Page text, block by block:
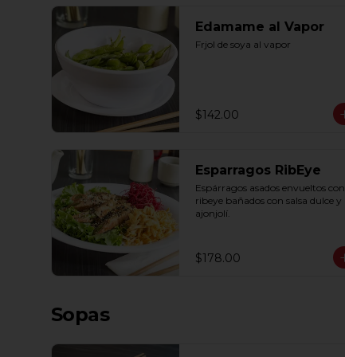
Edamame al Vapor
Frjol de soya al vapor
$142.00
Esparragos RibEye
Espárragos asados envueltos con
ribeye bañados con salsa dulce y
ajonjolí.
$178.00
Sopas